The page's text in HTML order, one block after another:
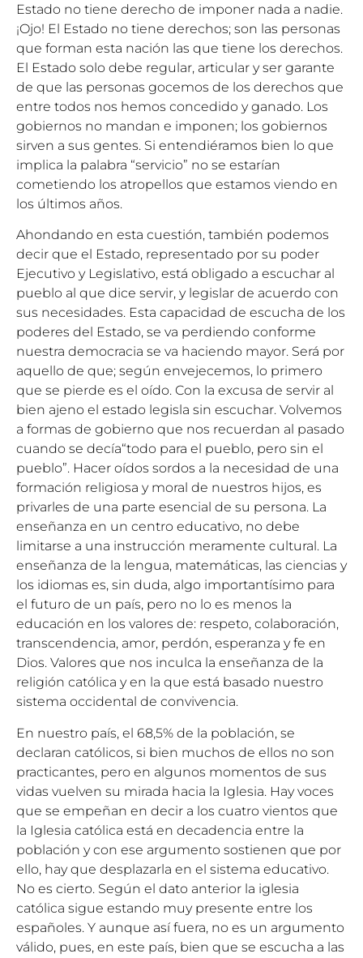
Estado no tiene derecho de imponer nada a nadie.
¡Ojo! El Estado no tiene derechos; son las personas
que forman esta nación las que tiene los derechos.
El Estado solo debe regular, articular y ser garante
de que las personas gocemos de los derechos que
entre todos nos hemos concedido y ganado. Los
gobiernos no mandan e imponen; los gobiernos
sirven a sus gentes. Si entendiéramos bien lo que
implica la palabra “servicio” no se estarían
cometiendo los atropellos que estamos viendo en
los últimos años.
Ahondando en esta cuestión, también podemos
decir que el Estado, representado por su poder
Ejecutivo y Legislativo, está obligado a escuchar al
pueblo al que dice servir, y legislar de acuerdo con
sus necesidades. Esta capacidad de escucha de los
poderes del Estado, se va perdiendo conforme
nuestra democracia se va haciendo mayor. Será por
aquello de que; según envejecemos, lo primero
que se pierde es el oído. Con la excusa de servir al
bien ajeno el estado legisla sin escuchar. Volvemos
a formas de gobierno que nos recuerdan al pasado
cuando se decía“todo para el pueblo, pero sin el
pueblo”. Hacer oídos sordos a la necesidad de una
formación religiosa y moral de nuestros hijos, es
privarles de una parte esencial de su persona. La
enseñanza en un centro educativo, no debe
limitarse a una instrucción meramente cultural. La
enseñanza de la lengua, matemáticas, las ciencias y
los idiomas es, sin duda, algo importantísimo para
el futuro de un país, pero no lo es menos la
educación en los valores de: respeto, colaboración,
transcendencia, amor, perdón, esperanza y fe en
Dios. Valores que nos inculca la enseñanza de la
religión católica y en la que está basado nuestro
sistema occidental de convivencia.
En nuestro país, el 68,5% de la población, se
declaran católicos, si bien muchos de ellos no son
practicantes, pero en algunos momentos de sus
vidas vuelven su mirada hacia la Iglesia. Hay voces
que se empeñan en decir a los cuatro vientos que
la Iglesia católica está en decadencia entre la
población y con ese argumento sostienen que por
ello, hay que desplazarla en el sistema educativo.
No es cierto. Según el dato anterior la iglesia
católica sigue estando muy presente entre los
españoles. Y aunque así fuera, no es un argumento
válido, pues, en este país, bien que se escucha a las